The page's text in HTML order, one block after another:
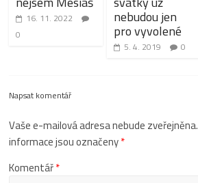
16. 11. 2022
0
nebudou jen
pro vyvolené
5. 4. 2019 0
Napsat komentář
Vaše e-mailová adresa nebude zveřejněna.
informace jsou označeny*
Komentář*